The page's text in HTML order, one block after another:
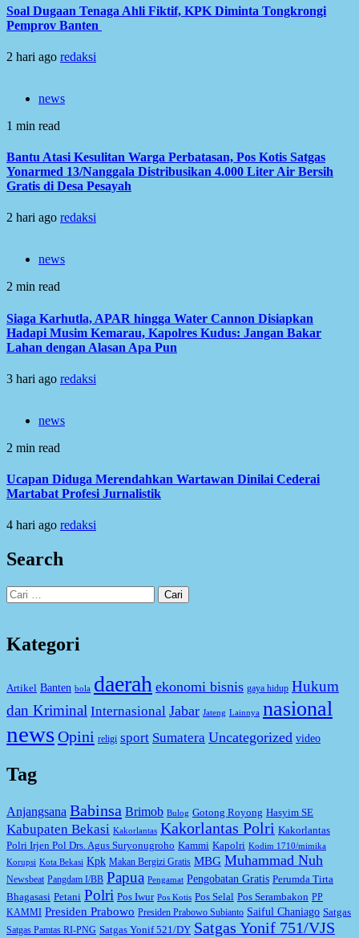
Soal Dugaan Tenaga Ahli Fiktif, KPK Diminta Tongkrongi
Pemprov Banten
2 hari ago redaksi
news
1 min read
Bantu Atasi Kesulitan Warga Perbatasan, Pos Kotis Satgas
Yonarmed 13/Nanggala Distribusikan 4.000 Liter Air Bersih
Gratis di Desa Pesayah
2 hari ago redaksi
news
2 min read
Siaga Karhutla, APAR hingga Water Cannon Disiapkan
Hadapi Musim Kemarau, Kapolres Kudus: Jangan Bakar
Lahan dengan Alasan Apa Pun
3 hari ago redaksi
news
2 min read
Ucapan Diduga Merendahkan Wartawan Dinilai Cederai
Martabat Profesi Jurnalistik
4 hari ago redaksi
Search
Cari
untuk:
Kategori
Artikel Banten bola daerah ekonomi bisnis gaya hidup Hukum
dan Kriminal Internasional Jabar Jateng Lainnya nasional
newsOpini religi sport Sumatera Uncategorized video
Tag
Anjangsana Babinsa Brimob Bulog Gotong Royong Hasyim SE
Kabupaten Bekasi Kakorlantas Kakorlantas Polri Kakorlantas
Polri Irjen Pol Drs. Agus Suryonugroho Kammi Kapolri Kodim 1710/mimika
Korupsi Kota Bekasi Kpk Makan Bergizi Gratis MBG Muhammad Nuh
Newsbeat Pangdam I/BB Papua Pengamat Pengobatan Gratis Perumda Tirta
Bhagasasi Petani Polri Pos Iwur Pos Kotis Pos Selal Pos Serambakon PP
KAMMI Presiden Prabowo Presiden Prabowo Subianto Saiful Chaniago Satgas
Satgas Pamtas RI-PNG Satgas Yonif 521/DY Satgas Yonif 751/VJS